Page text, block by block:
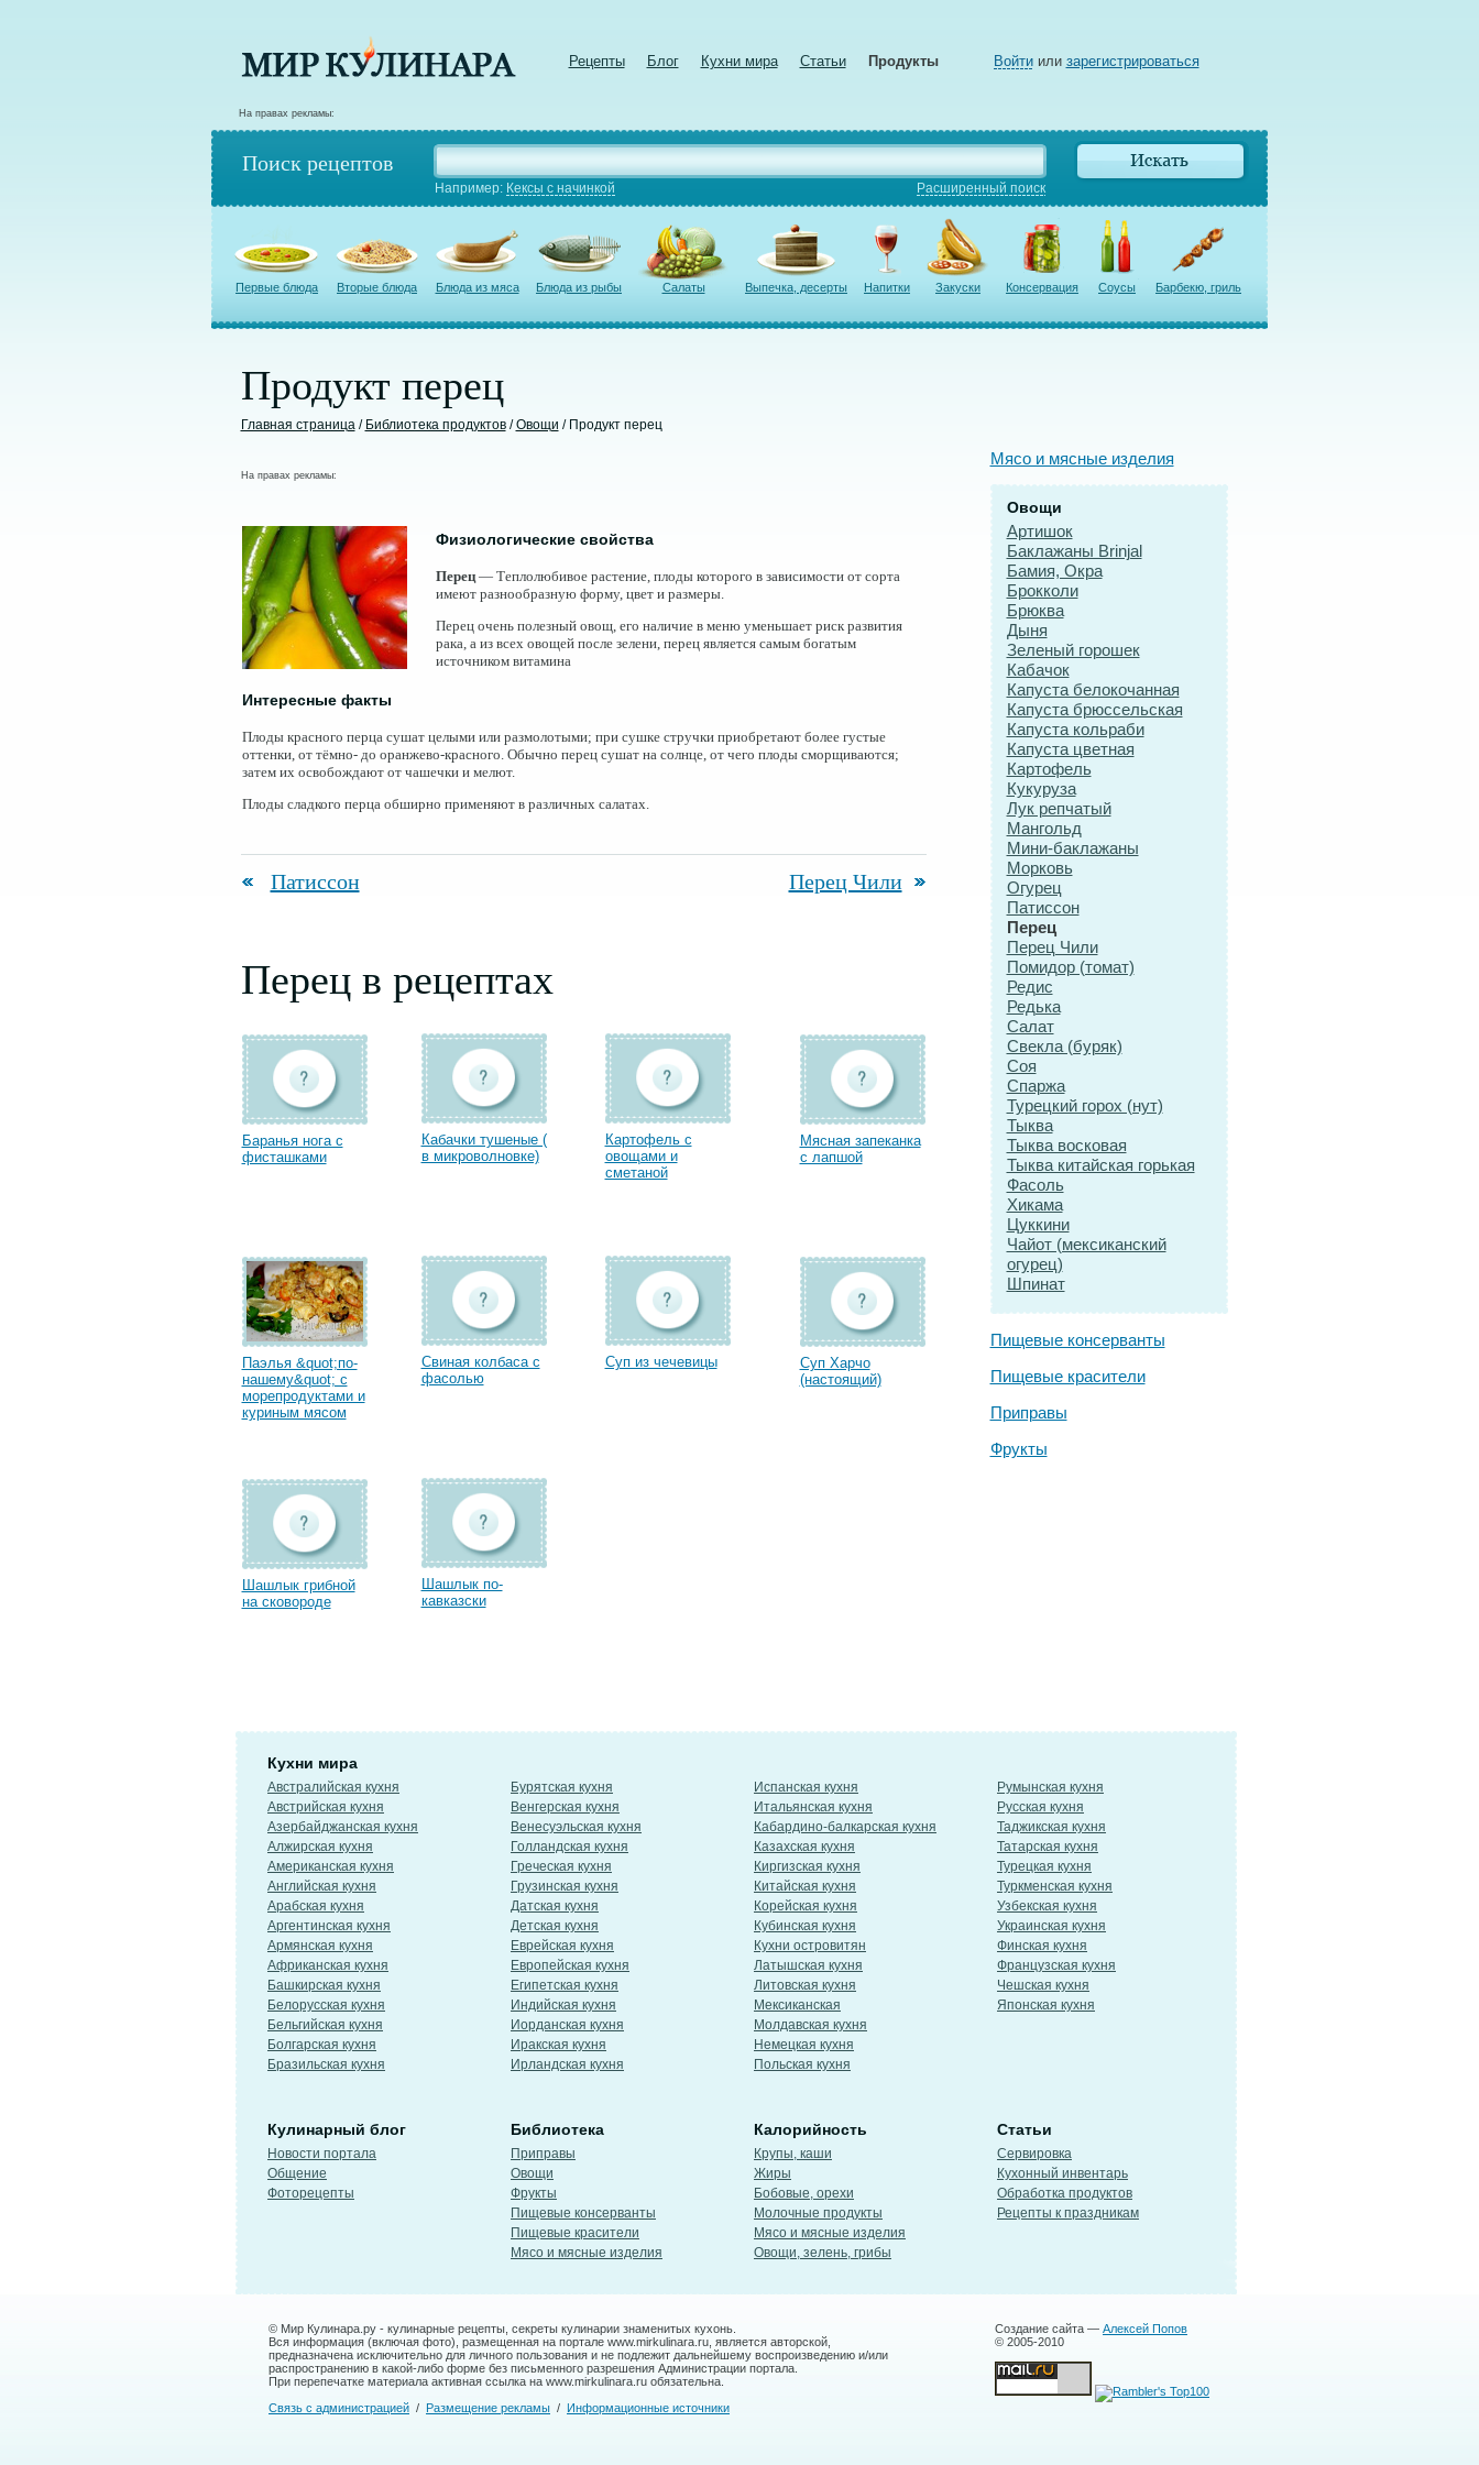
Рецепты Блог Кухни мира Статьи Продукты Войтиили зарегистрироваться
На правах рекламы:
Поиск рецептов
Например: Кексы с начинкой Расширенный поиск
Первые блюда Вторые блюда Блюда из мяса Блюда из рыбы Салаты Выпечка, десерты Напитки Закуски Консервация Соусы Барбекю, гриль
Продукт перец
Главная страница/ Библиотека продуктов/Овощи / Продукт перец
На правах рекламы:
Физиологические свойства
Перец— Теплолюбивое растение, плоды которого в зависимости от сорта
имеют разнообразную форму, цвет и размеры.
Перец очень полезный овощ, его наличие в меню уменьшает риск развития
рака, а из всех овощей после зелени, перец является самым богатым
источником витамина
Интересные факты
Плоды красного перца сушат целыми или размолотыми; при сушке стручки приобретают более густые
оттенки, от тёмно- до оранжево-красного. Обычно перец сушат на солнце, от чего плоды сморщиваются;
затем их освобождают от чашечки и мелют.
Плоды сладкого перца обширно применяют в различных салатах.
Патиссон Перец Чили
Перец в рецептах
Баранья нога с
фисташками
Кабачки тушеные (
в микроволновке)
Картофель с
овощами и
сметаной
Мясная запеканка
с лапшой
Паэлья &quot;по-
нашему&quot; с
морепродуктами и
куриным мясом
Свиная колбаса с
фасолью
Суп из чечевицы
Суп Харчо
(настоящий)
Шашлык грибной
на сковороде
Шашлык по-
кавказски
Мясо и мясные изделия
Овощи
Артишок
Баклажаны Brinjal
Бамия, Окра
Брокколи
Брюква
Дыня
Зеленый горошек
Кабачок
Капуста белокочанная
Капуста брюссельская
Капуста кольраби
Капуста цветная
Картофель
Кукуруза
Лук репчатый
Мангольд
Мини-баклажаны
Морковь
Огурец
Патиссон
Перец
Перец Чили
Помидор (томат)
Редис
Редька
Салат
Свекла (буряк)
Соя
Спаржа
Турецкий горох (нут)
Тыква
Тыква восковая
Тыква китайская горькая
Фасоль
Хикама
Цуккини
Чайот (мексиканский
огурец)
Шпинат
Пищевые консерванты
Пищевые красители
Приправы
Фрукты
Кухни мира
Австралийская кухня
Австрийская кухня
Азербайджанская кухня
Алжирская кухня
Американская кухня
Английская кухня
Арабская кухня
Аргентинская кухня
Армянская кухня
Африканская кухня
Башкирская кухня
Белорусская кухня
Бельгийская кухня
Болгарская кухня
Бразильская кухня
Бурятская кухня
Венгерская кухня
Венесуэльская кухня
Голландская кухня
Греческая кухня
Грузинская кухня
Датская кухня
Детская кухня
Еврейская кухня
Европейская кухня
Египетская кухня
Индийская кухня
Иорданская кухня
Иракская кухня
Ирландская кухня
Испанская кухня
Итальянская кухня
Кабардино-балкарская кухня
Казахская кухня
Киргизская кухня
Китайская кухня
Корейская кухня
Кубинская кухня
Кухни островитян
Латышская кухня
Литовская кухня
Мексиканская
Молдавская кухня
Немецкая кухня
Польская кухня
Румынская кухня
Русская кухня
Таджикская кухня
Татарская кухня
Турецкая кухня
Туркменская кухня
Узбекская кухня
Украинская кухня
Финская кухня
Французская кухня
Чешская кухня
Японская кухня
Кулинарный блог
Новости портала
Общение
Фоторецепты
Библиотека
Приправы
Овощи
Фрукты
Пищевые консерванты
Пищевые красители
Мясо и мясные изделия
Калорийность
Крупы, каши
Жиры
Бобовые, орехи
Молочные продукты
Мясо и мясные изделия
Овощи, зелень, грибы
Статьи
Сервировка
Кухонный инвентарь
Обработка продуктов
Рецепты к праздникам
© Мир Кулинара.ру - кулинарные рецепты, секреты кулинарии знаменитых кухонь.
Вся информация (включая фото), размещенная на портале www.mirkulinara.ru, является авторской,
предназначена исключительно для личного пользования и не подлежит дальнейшему воспроизведению и/или
распространению в какой-либо форме без письменного разрешения Администрации портала.
При перепечатке материала активная ссылка на www.mirkulinara.ru обязательна.
Связь с администрацией / Размещение рекламы / Информационные источники
Создание сайта — Алексей Попов
© 2005-2010